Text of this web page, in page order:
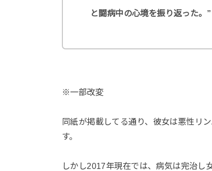
と闘病中の心境を振り返った。”
※一部改変
同紙が掲載してる通り、彼女は悪性リ
す。
しかし2017年現在では、病気は完治し